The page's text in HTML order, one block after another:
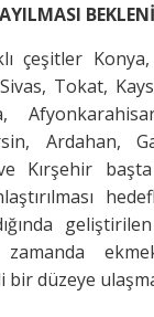
çeşitler
Tokat,
Ardahan,
Kırşehir
zamanda
bir düzeye